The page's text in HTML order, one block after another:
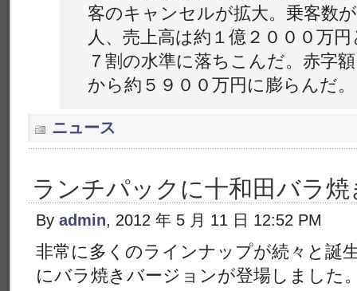
客のキャンセルが拡大。乗客数
人、売上高は約１億２０００万
７割の水準に落ちこんだ。赤字
から約５９００万円に膨らんだ。
ニュース
ランチパックに十和田バラ焼
By admin, 2012 年 5 月 11 日 12:52 PM
非常に多くのラインナップが続々と誕
にバラ焼きバージョンが登場しました